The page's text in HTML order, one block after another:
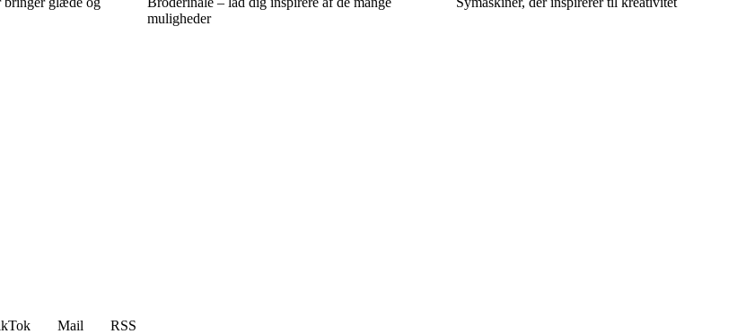
muligheder
Mail
RSS